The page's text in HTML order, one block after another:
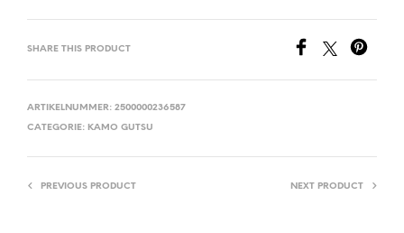
SHARE THIS PRODUCT
ARTIKELNUMMER: 2500000236587
CATEGORIE: KAMO GUTSU
PREVIOUS PRODUCT NEXT PRODUCT